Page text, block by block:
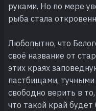
руками. Но по мере
рыба стала
Любопытно, что
своё название от
этих краях
пастбищами,
свободно верить в
что такой край